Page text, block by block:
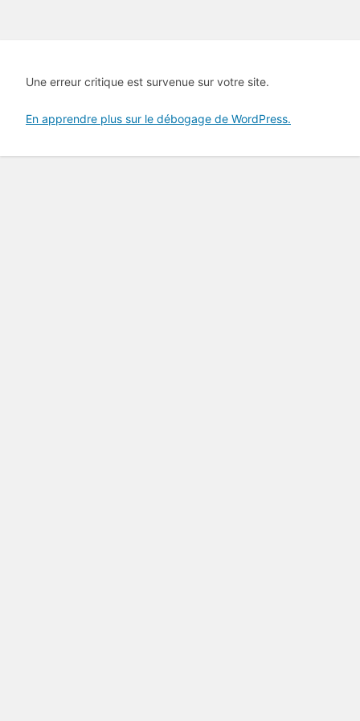
Une erreur critique est survenue sur votre site.
En apprendre plus sur le débogage de WordPress.